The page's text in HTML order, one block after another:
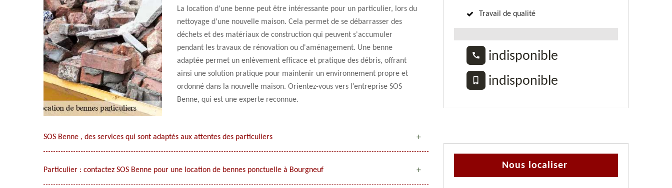
La location d'une benne peut être intéressante pour un particulier, lors du
nettoyage d'une nouvelle maison. Cela permet de se débarrasser des
déchets et des matériaux de construction qui peuvent s'accumuler
pendant les travaux de rénovation ou d'aménagement. Une benne
adaptée permet un enlèvement efficace et pratique des débris, offrant
ainsi une solution pratique pour maintenir un environnement propre et
ordonné dans la nouvelle maison. Orientez-vous vers l’entreprise SOS
Benne, qui est une experte reconnue.
SOS Benne , des services qui sont adaptés aux attentes des particuliers
Particulier : contactez SOS Benne pour une location de bennes ponctuelle à Bourgneuf
Travail de qualité
indisponible
indisponible
Nous localiser